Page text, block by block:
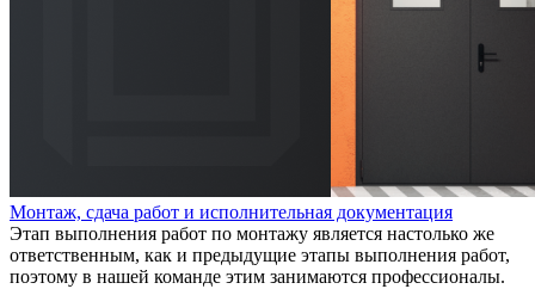
Монтаж, сдача работ и исполнительная документация
Этап выполнения работ по монтажу является настолько же
ответственным, как и предыдущие этапы выполнения работ,
поэтому в нашей команде этим занимаются профессионалы.